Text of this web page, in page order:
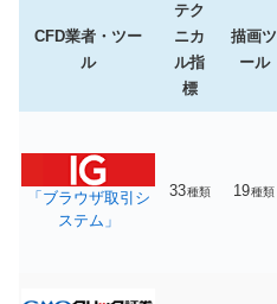
CFD業者・ツー
ル
テク
ニカ
ル指
標
描画ツ
ール
「ブラウザ取引シ
ステム」
33種類 19種類